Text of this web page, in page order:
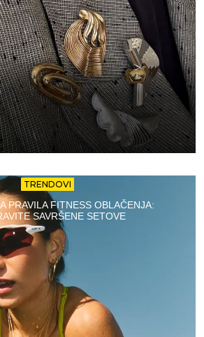
TRENDOVI
PRAVILA FITNESS OBLAČENJA:
SAVRŠENE SETOVE